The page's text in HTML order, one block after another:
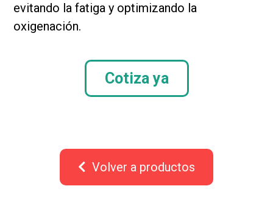
evitando la fatiga y optimizando la
oxigenación.
Cotiza ya
Volver a productos